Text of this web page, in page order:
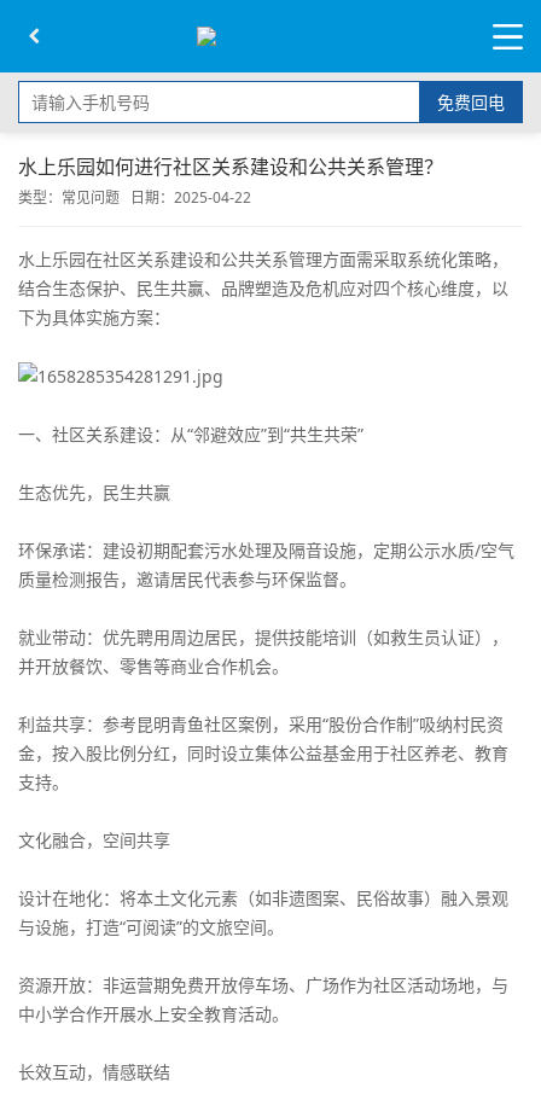
免费回电
水上乐园如何进行社区关系建设和公共关系管理？
类型： 常见问题 日期：2025-04-22
水上乐园在社区关系建设和公共关系管理方面需采取系统化策略，
结合生态保护、民生共赢、品牌塑造及危机应对四个核心维度，以
下为具体实施方案：
一、社区关系建设：从“邻避效应”到“共生共荣”
生态优先，民生共赢
环保承诺：建设初期配套污水处理及隔音设施，定期公示水质/空气
质量检测报告，邀请居民代表参与环保监督。
就业带动：优先聘用周边居民，提供技能培训（如救生员认证），
并开放餐饮、零售等商业合作机会。
利益共享：参考昆明青鱼社区案例，采用“股份合作制”吸纳村民资
金，按入股比例分红，同时设立集体公益基金用于社区养老、教育
支持。
文化融合，空间共享
设计在地化：将本土文化元素（如非遗图案、民俗故事）融入景观
与设施，打造“可阅读”的文旅空间。
资源开放：非运营期免费开放停车场、广场作为社区活动场地，与
中小学合作开展水上安全教育活动。
长效互动，情感联结